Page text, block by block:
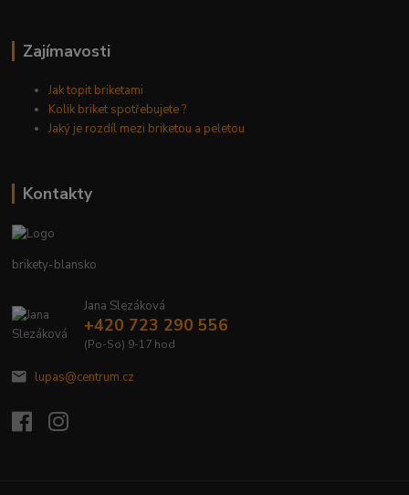
Zajímavosti
Jak topit briketami
Kolik briket spotřebujete ?
Jaký je rozdíl mezi briketou a peletou
Kontakty
brikety-blansko
Jana Slezáková
+420 723 290 556
(Po-So) 9-17 hod
lupas@centrum.cz